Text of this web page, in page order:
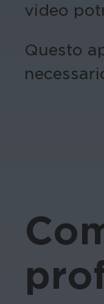
video
Questo